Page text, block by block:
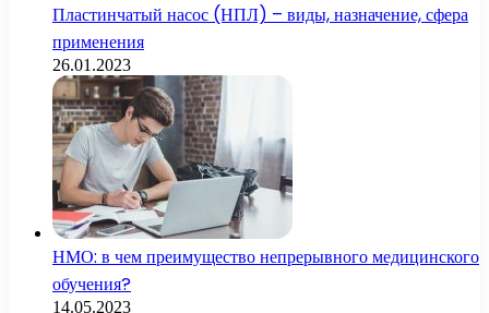
Пластинчатый насос (НПЛ) – виды, назначение, сфера
применения
26.01.2023
НМО: в чем преимущество непрерывного медицинского
обучения?
14.05.2023